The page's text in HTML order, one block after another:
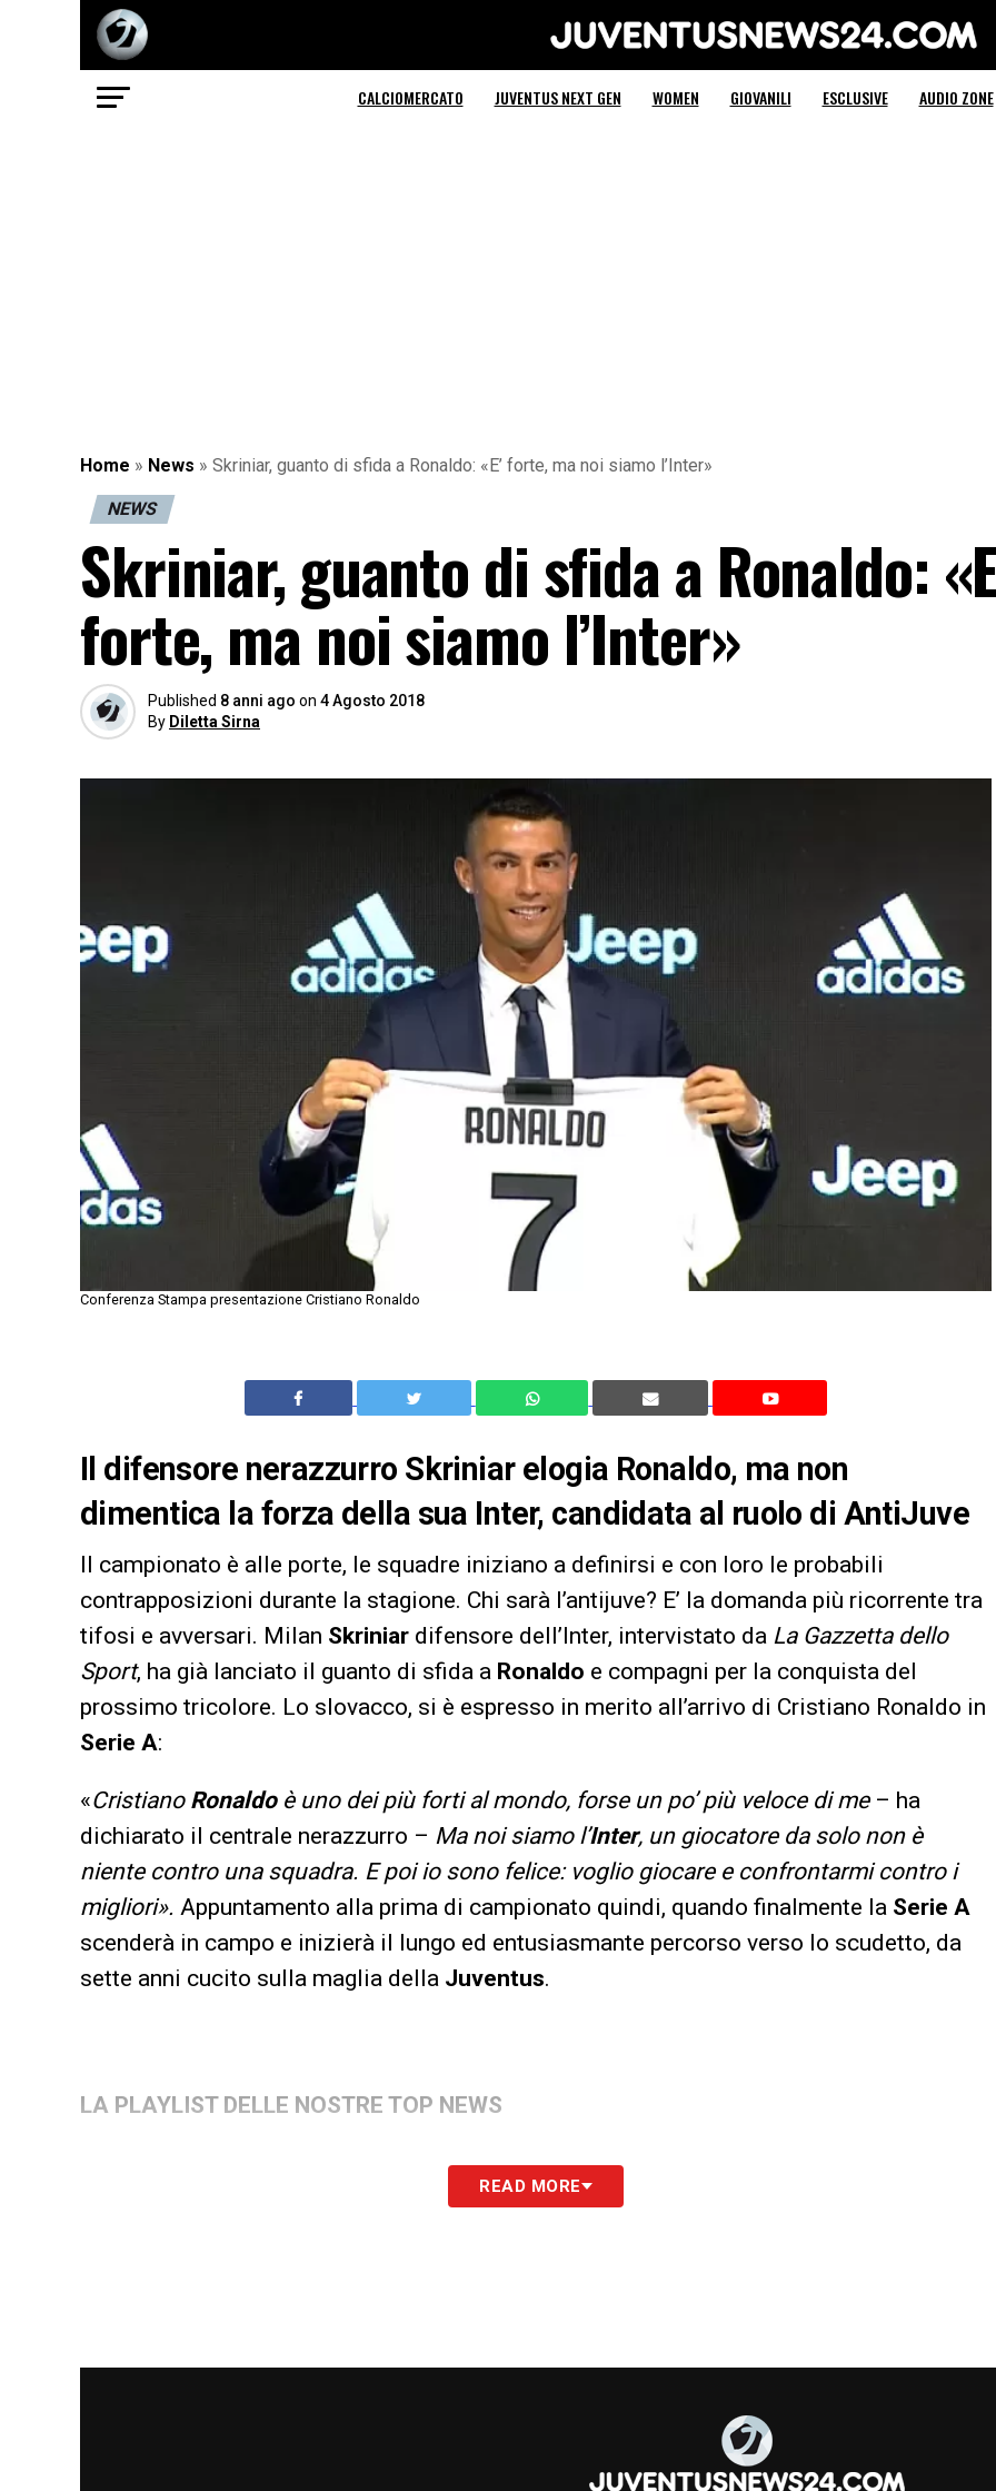
Juventus News 24
CALCIOMERCATO JUVENTUS NEXT GEN WOMEN GIOVANILI ESCLUSIVE AUDIO ZONE
Home » News » Skriniar, guanto di sfida a Ronaldo: «E’ forte, ma noi siamo l’Inter»
NEWS
Skriniar, guanto di sfida a Ronaldo:
forte, ma noi siamo l’Inter»
Published 8 anni ago on 4 Agosto 2018
By Diletta Sirna
Conferenza Stampa presentazione Cristiano Ronaldo
Il difensore nerazzurro Skriniar elogia Ronaldo, ma non
dimentica la forza della sua Inter, candidata al ruolo di AntiJuve
Il campionato è alle porte, le squadre iniziano a definirsi e con loro le probabili
contrapposizioni durante la stagione. Chi sarà l’antijuve? E’ la domanda più ricorrente tra
tifosi e avversari. Milan Skriniar difensore dell’Inter, intervistato da La Gazzetta dello
Sport, ha già lanciato il guanto di sfida a Ronaldo e compagni per la conquista del
prossimo tricolore. Lo slovacco, si è espresso in merito all’arrivo di Cristiano Ronaldo in
Serie A:
«Cristiano Ronaldoè uno dei più forti al mondo, forse un po’ più veloce di me– ha
dichiarato il centrale nerazzurro – Ma noi siamo l’Inter, un giocatore da solo non è
niente contro una squadra. E poi io sono felice: voglio giocare e confrontarmi contro i
migliori». Appuntamento alla prima di campionato quindi, quando finalmente la Serie A
scenderà in campo e inizierà il lungo ed entusiasmante percorso verso lo scudetto, da
sette anni cucito sulla maglia della Juventus.
LA PLAYLIST DELLE NOSTRE TOP NEWS
READ MORE